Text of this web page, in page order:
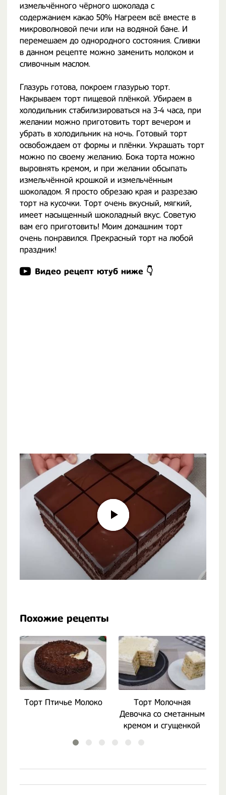
измельчённого чёрного шоколада с
содержанием какао 50% Нагреем всё вместе в
микроволновой печи или на водяной бане. И
перемешаем до однородного состояния. Сливки
в данном рецепте можно заменить молоком и
сливочным маслом.
Глазурь готова, покроем глазурью торт.
Накрываем торт пищевой плёнкой. Убираем в
холодильник стабилизироваться на 3-4 часа, при
желании можно приготовить торт вечером и
убрать в холодильник на ночь. Готовый торт
освобождаем от формы и плёнки. Украшать торт
можно по своему желанию. Бока торта можно
выровнять кремом, и при желании обсыпать
измельчённой крошкой и измельчённым
шоколадом. Я просто обрезаю края и разрезаю
торт на кусочки. Торт очень вкусный, мягкий,
имеет насыщенный шоколадный вкус. Советую
вам его приготовить! Моим домашним торт
очень понравился. Прекрасный торт на любой
праздник!
Видео рецепт ютуб ниже 👇
Похожие рецепты
Торт Птичье Молоко
Торт Молочная
Девочка со сметанным
кремом и сгущенкой